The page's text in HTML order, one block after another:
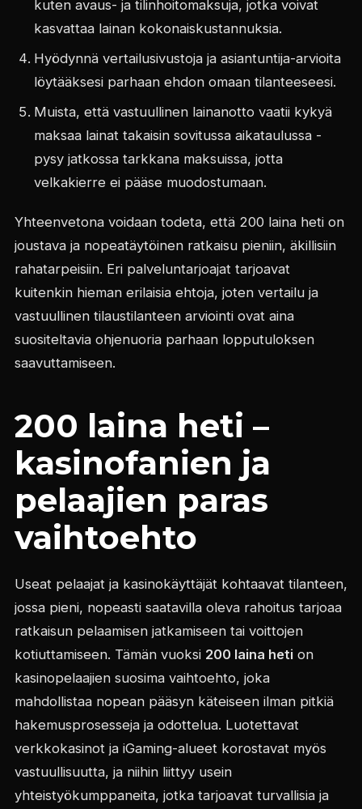
kuten avaus- ja tilinhoitomaksuja, jotka voivat
kasvattaa lainan kokonaiskustannuksia.
Hyödynnä vertailusivustoja ja asiantuntija-arvioita
löytääksesi parhaan ehdon omaan tilanteeseesi.
Muista, että vastuullinen lainanotto vaatii kykyä
maksaa lainat takaisin sovitussa aikataulussa -
pysy jatkossa tarkkana maksuissa, jotta
velkakierre ei pääse muodostumaan.
Yhteenvetona voidaan todeta, että 200 laina heti on
joustava ja nopeatäytöinen ratkaisu pieniin, äkillisiin
rahatarpeisiin. Eri palveluntarjoajat tarjoavat
kuitenkin hieman erilaisia ehtoja, joten vertailu ja
vastuullinen tilaustilanteen arviointi ovat aina
suositeltavia ohjenuoria parhaan lopputuloksen
saavuttamiseen.
200 laina heti –
kasinofanien ja
pelaajien paras
vaihtoehto
Useat pelaajat ja kasinokäyttäjät kohtaavat tilanteen,
jossa pieni, nopeasti saatavilla oleva rahoitus tarjoaa
ratkaisun pelaamisen jatkamiseen tai voittojen
kotiuttamiseen. Tämän vuoksi 200 laina hetion
kasinopelaajien suosima vaihtoehto, joka
mahdollistaa nopean pääsyn käteiseen ilman pitkiä
hakemusprosesseja ja odottelua. Luotettavat
verkkokasinot ja iGaming-alueet korostavat myös
vastuullisuutta, ja niihin liittyy usein
yhteistyökumppaneita, jotka tarjoavat turvallisia ja